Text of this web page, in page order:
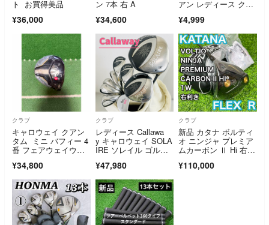
ト お買得美品
¥36,000
ン 7本 右 A
¥34,600
アン レディース クラ
¥4,999
クラブ
キャロウェイ クアン
タム ミニ バフィー 4
番 フェアウェイウッ
¥34,800
クラブ
レディース Callawa
y キャロウェイ SOLA
IRE ソレイル ゴルフ
セット クラブセッ
ト 初心者 入門 右利
き パター付 安価 EC-
104
¥47,980
クラブ
新品 カタナ ボルティ
オ ニンジャ プレミア
ムカーボン Ⅱ Hi 右 1
O NINJA
¥110,000